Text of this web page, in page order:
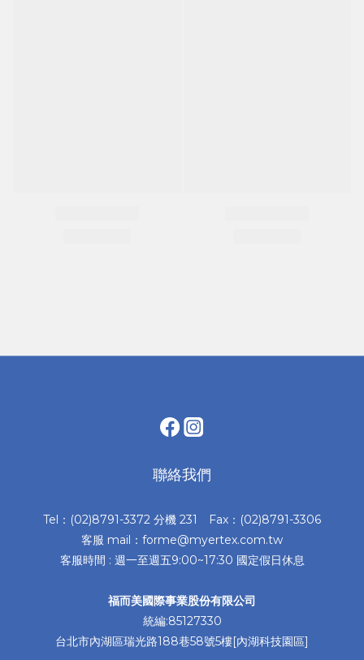
聯絡我們
Tel：(02)8791-3372 分機 231 Fax：(02)8791-3306
客服 mail：forme@myertex.com.tw
客服時間 : 週一至週五9:00~17:30 國定假日休息
福而美國際事業股份有限公司
統編:85127330
台北市內湖區瑞光路188巷58號5樓[內湖科技園區]